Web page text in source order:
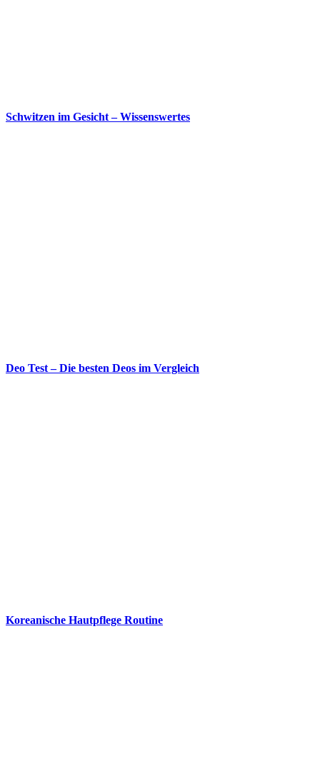
Schwitzen im Gesicht – Wissenswertes
Deo Test – Die besten Deos im Vergleich
Koreanische Hautpflege Routine